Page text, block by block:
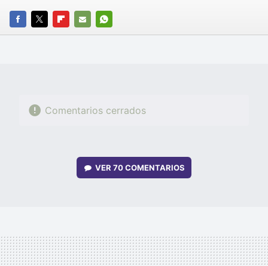
FACEBOOK
TWITTERFLIPBOARD
E-
WHATSAPP
Comentarios cerrados
VER 70 COMENTARIOS